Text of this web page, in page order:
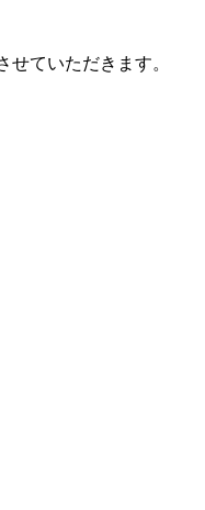
ていただきます。